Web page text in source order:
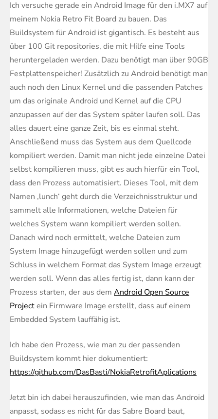
5
Ich versuche gerade ein Android Image für den i.MX7 auf
meinem Nokia Retro Fit Board zu bauen. Das
Buildsystem für Android ist gigantisch. Es besteht aus
über 100 Git repositories, die mit Hilfe eine Tools
heruntergeladen werden. Dazu benötigt man über 90GB
Festplattenspeicher! Zusätzlich zu Android benötigt man
auch noch den Linux Kernel und die passenden Patches
um das originale Android und Kernel auf die CPU
anzupassen auf der das System später laufen soll. Das
alles dauert eine ganze Zeit, bis es einmal steht.
Anschließend muss das System aus dem Quellcode
kompiliert werden. Damit man nicht jede einzelne Datei
selbst kompilieren muss, gibt es auch hierfür ein Tool,
dass den Prozess automatisiert. Dieses Tool, mit dem
Namen ‚lunch‘ geht durch die Verzeichnisstruktur und
sammelt alle Informationen, welche Dateien für
welches System wann kompiliert werden sollen.
Danach wird noch ermittelt, welche Dateien zum
System Image hinzugefügt werden sollen und zum
Schluss in welchem Format das System Image erzeugt
werden soll. Wenn das alles fertig ist, dann kann der
Prozess starten, der aus dem Android Open Source
Projectein Firmware Image erstellt, dass auf einem
Embedded System lauffähig ist.
Ich habe den Prozess, wie man zu der passenden
Buildsystem kommt hier dokumentiert:
https://github.com/DasBasti/NokiaRetrofitAplications
Jetzt bin ich dabei herauszufinden, wie man das Android
anpasst, sodass es nicht für das Sabre Board baut,